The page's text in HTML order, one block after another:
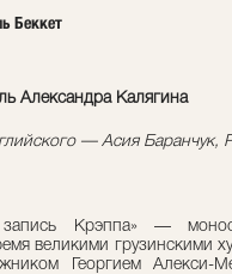
Беккет
Александра Калягина
— Асия Баранчук,
запись Крэппа» —
великими грузинскими
Георгием Алекси-